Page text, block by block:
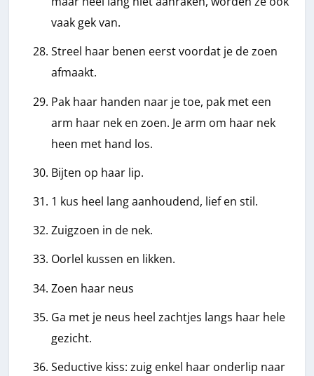
vaak gek van.
Streel haar benen eerst voordat je de zoen
afmaakt.
Pak haar handen naar je toe, pak met een
arm haar nek en zoen. Je arm om haar nek
heen met hand los.
Bijten op haar lip.
1 kus heel lang aanhoudend, lief en stil.
Zuigzoen in de nek.
Oorlel kussen en likken.
Zoen haar neus
Ga met je neus heel zachtjes langs haar hele
gezicht.
Seductive kiss: zuig enkel haar onderlip naar